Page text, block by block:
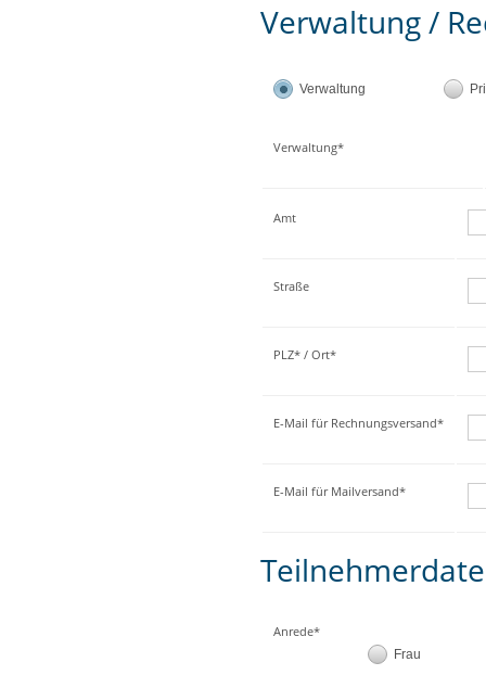
Verwaltung /
Verwaltung
Verwaltung*
Amt
Straße
PLZ* / Ort*
E-Mail für Rechnungsversand*
E-Mail für Mailversand*
Anrede*
Frau